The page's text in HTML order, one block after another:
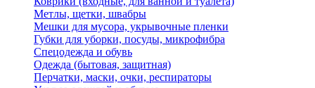
Метлы, щетки, швабры
Мешки для мусора, укрывочные пленки
Губки для уборки, посуды, микрофибра
Спецодежда и обувь
Одежда (бытовая, защитная)
Перчатки, маски, очки, респираторы